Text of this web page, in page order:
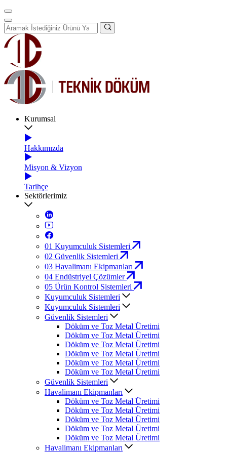
Kurumsal
Hakkımızda
Misyon & Vizyon
Tarihçe
Sektörlerimiz
01 Kuyumculuk Sistemleri
02 Güvenlik Sistemleri
03 Havalimanı Ekipmanları
04 Endüstriyel Çözümler
05 Ürün Kontrol Sistemleri
Kuyumculuk Sistemleri
Kuyumculuk Sistemleri
Güvenlik Sistemleri
Döküm ve Toz Metal Üretimi
Döküm ve Toz Metal Üretimi
Döküm ve Toz Metal Üretimi
Döküm ve Toz Metal Üretimi
Döküm ve Toz Metal Üretimi
Döküm ve Toz Metal Üretimi
Güvenlik Sistemleri
Havalimanı Ekipmanları
Döküm ve Toz Metal Üretimi
Döküm ve Toz Metal Üretimi
Döküm ve Toz Metal Üretimi
Döküm ve Toz Metal Üretimi
Döküm ve Toz Metal Üretimi
Havalimanı Ekipmanları